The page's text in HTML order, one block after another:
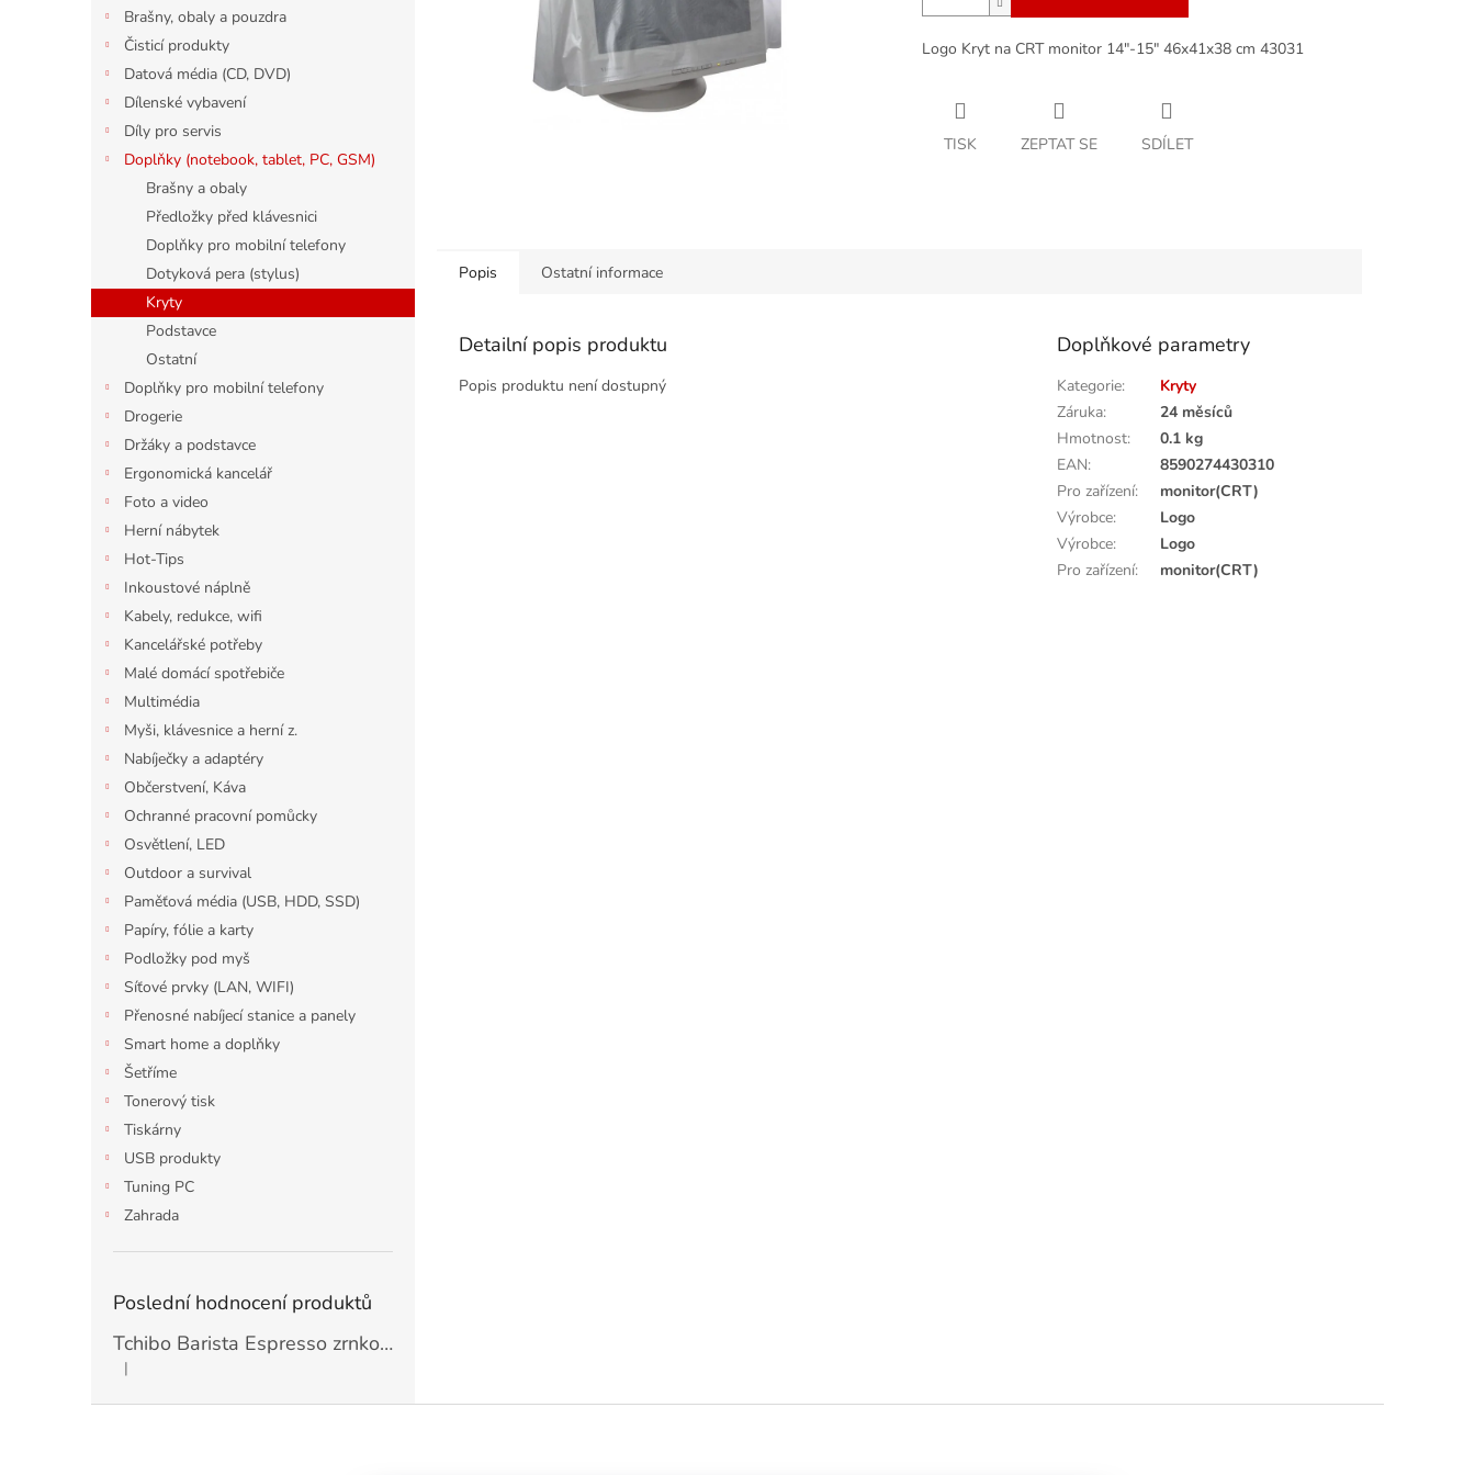
Brašny, obaly a pouzdra
Čisticí produkty
Datová média (CD, DVD)
Dílenské vybavení
Díly pro servis
Doplňky (notebook, tablet, PC, GSM)
Brašny a obaly
Předložky před klávesnici
Doplňky pro mobilní telefony
Dotyková pera (stylus)
Kryty
Podstavce
Ostatní
Doplňky pro mobilní telefony
Drogerie
Držáky a podstavce
Ergonomická kancelář
Foto a video
Herní nábytek
Hot-Tips
Inkoustové náplně
Kabely, redukce, wifi
Kancelářské potřeby
Malé domácí spotřebiče
Multimédia
Myši, klávesnice a herní z.
Nabíječky a adaptéry
Občerstvení, Káva
Ochranné pracovní pomůcky
Osvětlení, LED
Outdoor a survival
Paměťová média (USB, HDD, SSD)
Papíry, fólie a karty
Podložky pod myš
Síťové prvky (LAN, WIFI)
Přenosné nabíjecí stanice a panely
Smart home a doplňky
Šetříme
Tonerový tisk
Tiskárny
USB produkty
Tuning PC
Zahrada
Poslední hodnocení produktů
Tchibo Barista Espresso zrnková Káva 1kg
Hodnocení produktu je 5 z 5 hvězdiček.
|
Logo Kryt na CRT monitor 14"-15" 46x41x38 cm 43031
TISK ZEPTAT SE SDÍLET
Popis Ostatní informace
Detailní popis produktu
Popis produktu není dostupný
Doplňkové parametry
Kategorie:
Kryty
Záruka:
24 měsíců
Hmotnost:
0.1 kg
EAN:
8590274430310
Pro zařízení:
monitor(CRT)
Výrobce:
Logo
Výrobce:
Logo
Pro zařízení: monitor(CRT)